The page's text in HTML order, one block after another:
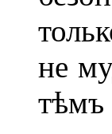
не
тѣмъ